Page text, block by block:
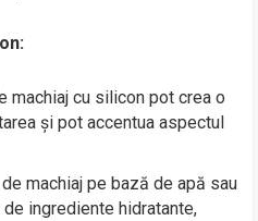
machiaj cu silicon pot crea o
și pot accentua aspectul
machiaj pe bază de apă sau
ingrediente hidratante,